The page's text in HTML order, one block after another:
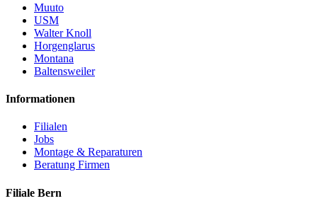
Muuto
USM
Walter Knoll
Horgenglarus
Montana
Baltensweiler
Informationen
Filialen
Jobs
Montage & Reparaturen
Beratung Firmen
Filiale Bern